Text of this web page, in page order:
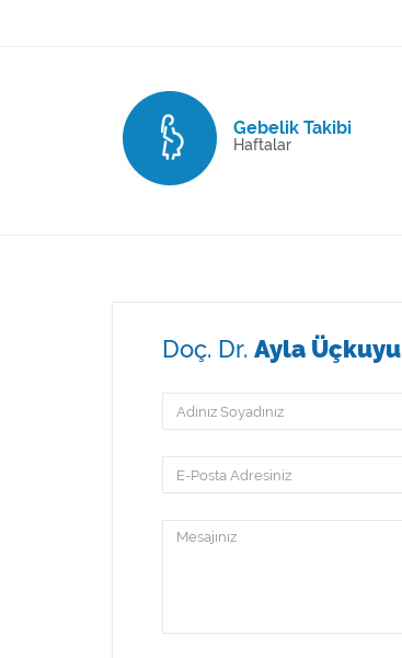
Gebelik Takibi
Haftalar
Doç. Dr. Ayla Üçkuyu